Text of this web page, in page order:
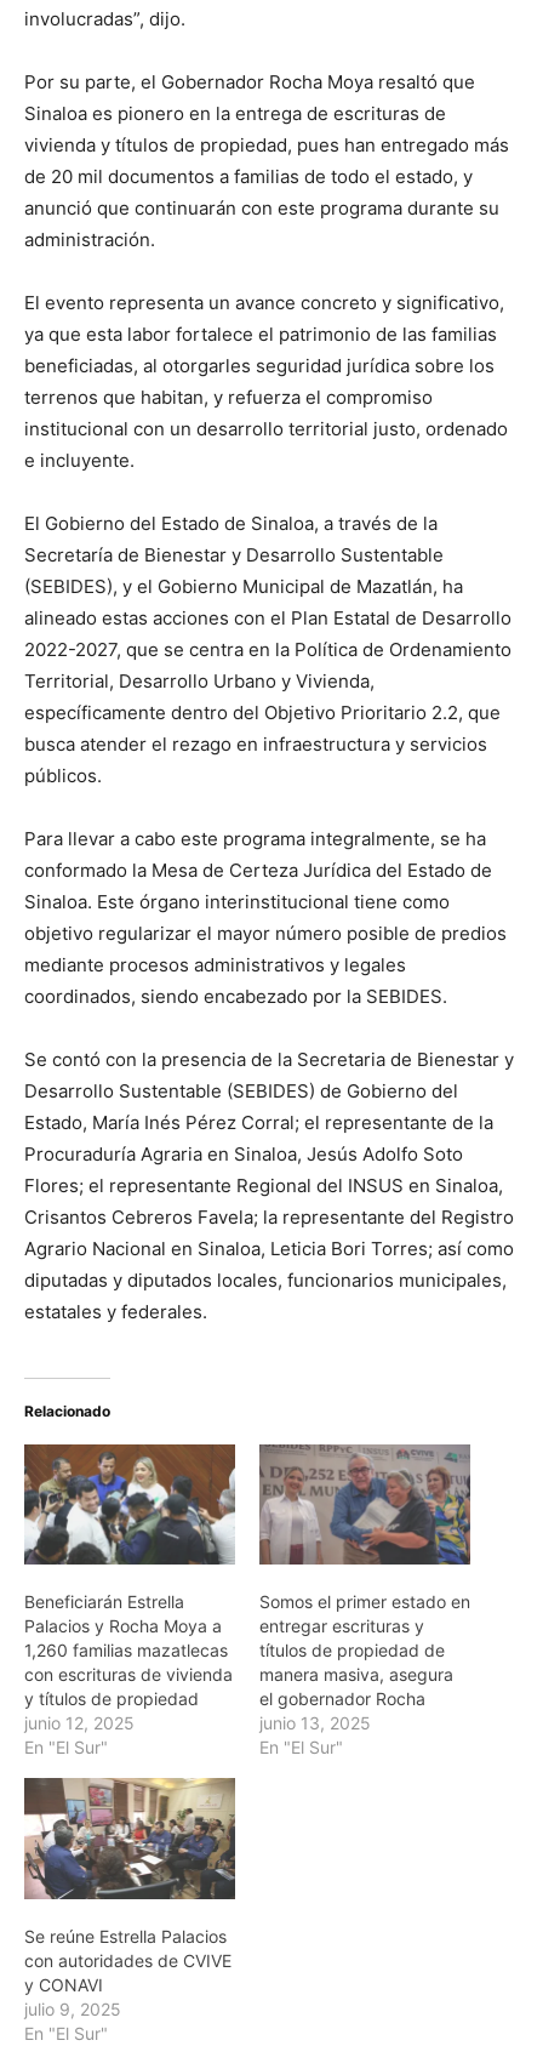
involucradas”, dijo.
Por su parte, el Gobernador Rocha Moya resaltó que
Sinaloa es pionero en la entrega de escrituras de
vivienda y títulos de propiedad, pues han entregado más
de 20 mil documentos a familias de todo el estado, y
anunció que continuarán con este programa durante su
administración.
El evento representa un avance concreto y significativo,
ya que esta labor fortalece el patrimonio de las familias
beneficiadas, al otorgarles seguridad jurídica sobre los
terrenos que habitan, y refuerza el compromiso
institucional con un desarrollo territorial justo, ordenado
e incluyente.
El Gobierno del Estado de Sinaloa, a través de la
Secretaría de Bienestar y Desarrollo Sustentable
(SEBIDES), y el Gobierno Municipal de Mazatlán, ha
alineado estas acciones con el Plan Estatal de Desarrollo
2022-2027, que se centra en la Política de Ordenamiento
Territorial, Desarrollo Urbano y Vivienda,
específicamente dentro del Objetivo Prioritario 2.2, que
busca atender el rezago en infraestructura y servicios
públicos.
Para llevar a cabo este programa integralmente, se ha
conformado la Mesa de Certeza Jurídica del Estado de
Sinaloa. Este órgano interinstitucional tiene como
objetivo regularizar el mayor número posible de predios
mediante procesos administrativos y legales
coordinados, siendo encabezado por la SEBIDES.
Se contó con la presencia de la Secretaria de Bienestar y
Desarrollo Sustentable (SEBIDES) de Gobierno del
Estado, María Inés Pérez Corral; el representante de la
Procuraduría Agraria en Sinaloa, Jesús Adolfo Soto
Flores; el representante Regional del INSUS en Sinaloa,
Crisantos Cebreros Favela; la representante del Registro
Agrario Nacional en Sinaloa, Leticia Bori Torres; así como
diputadas y diputados locales, funcionarios municipales,
estatales y federales.
Relacionado
Beneficiarán Estrella
Palacios y Rocha Moya a
1,260 familias mazatlecas
con escrituras de vivienda
y títulos de propiedad
junio 12, 2025
En "El Sur"
Somos el primer estado en
entregar escrituras y
títulos de propiedad de
manera masiva, asegura
el gobernador Rocha
junio 13, 2025
En "El Sur"
Se reúne Estrella Palacios
con autoridades de CVIVE
y CONAVI
julio 9, 2025
En "El Sur"